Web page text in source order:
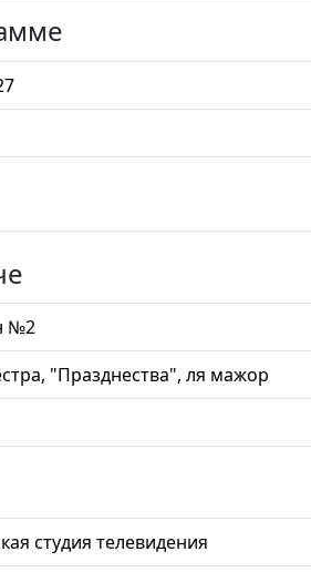
№2
"Празднества", ля мажор
студия телевидения